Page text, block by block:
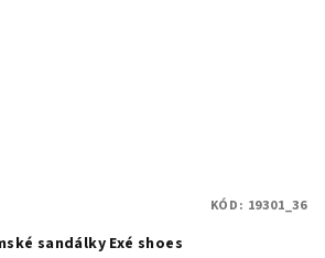
sandálky Exé shoes
KÓD: 19301_36